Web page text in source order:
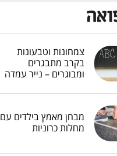
צמחונות וטבעונות
בקרב מתבגרים
ומבוגרים – נייר עמדה
מבחן מאמץ בילדים עם
מחלות כרוניות